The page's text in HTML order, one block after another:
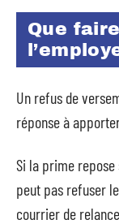
Que
Un refus de
réponse à
Si la prime
peut pas refuser
courrier de